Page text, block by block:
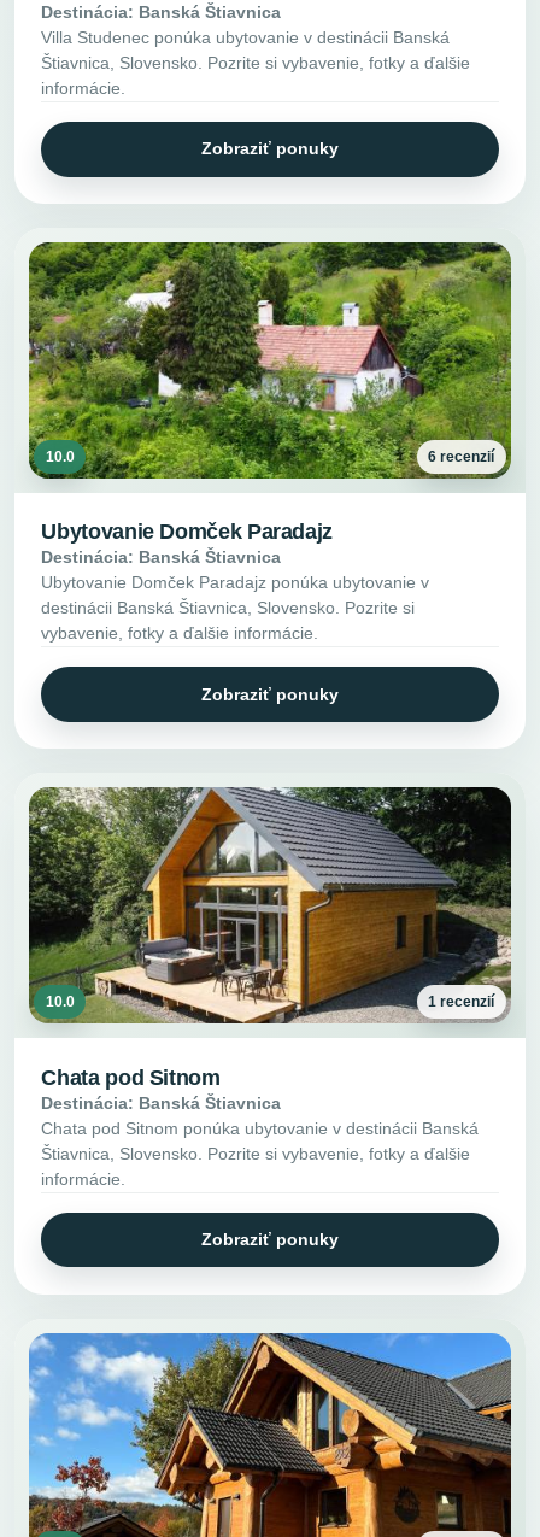
Destinácia: Banská Štiavnica
Villa Studenec ponúka ubytovanie v destinácii Banská
Štiavnica, Slovensko. Pozrite si vybavenie, fotky a ďalšie
informácie.
Zobraziť ponuky
10.0 6 recenzií
Ubytovanie Domček Paradajz
Destinácia: Banská Štiavnica
Ubytovanie Domček Paradajz ponúka ubytovanie v
destinácii Banská Štiavnica, Slovensko. Pozrite si
vybavenie, fotky a ďalšie informácie.
Zobraziť ponuky
10.0 1 recenzií
Chata pod Sitnom
Destinácia: Banská Štiavnica
Chata pod Sitnom ponúka ubytovanie v destinácii Banská
Štiavnica, Slovensko. Pozrite si vybavenie, fotky a ďalšie
informácie.
Zobraziť ponuky